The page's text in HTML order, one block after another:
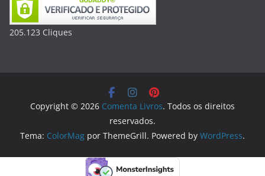
205.123 Cliques
Copyright © 2026 Comenta Livros. Todos os direitos
reservados.
Tema: ColorMag por ThemeGrill. Powered by WordPress.